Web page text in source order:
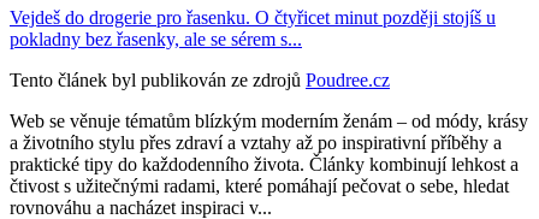
Vejdeš do drogerie pro řasenku. O čtyřicet minut později stojíš u
pokladny bez řasenky, ale se sérem s...
Tento článek byl publikován ze zdrojů Poudree.cz
Web se věnuje tématům blízkým moderním ženám – od módy, krásy
a životního stylu přes zdraví a vztahy až po inspirativní příběhy a
praktické tipy do každodenního života. Články kombinují lehkost a
čtivost s užitečnými radami, které pomáhají pečovat o sebe, hledat
rovnováhu a nacházet inspiraci v...